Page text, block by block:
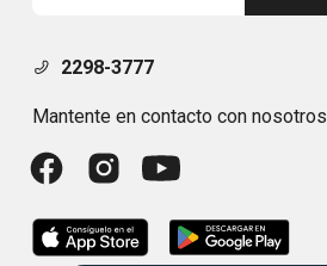
2298-3777
Mantente en contacto con nosotros